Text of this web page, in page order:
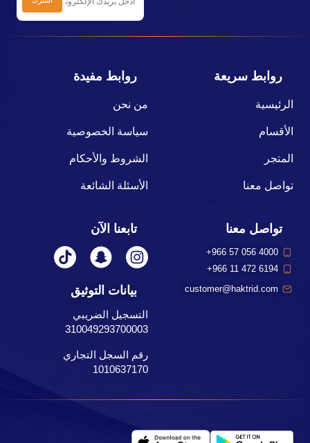
روابط سريعة
الرئيسية
الأقسام
المتجر
تواصل معنا
روابط مفيدة
من نحن
سياسة الخصوصية
الشروط والأحكام
الأسئلة الشائعة
تواصل معنا
+966 57 056 4000
+966 11 472 6194
customer@haktrid.com
تابعنا الآن
بيانات التوثيق
التسجيل الضريبي
310049293700003
رقم السجل التجاري
1010637170